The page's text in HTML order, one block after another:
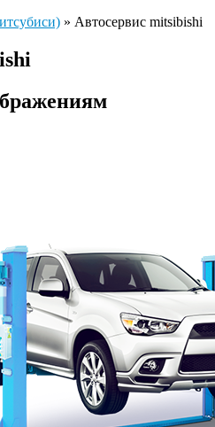
» Автосервис mitsibishi